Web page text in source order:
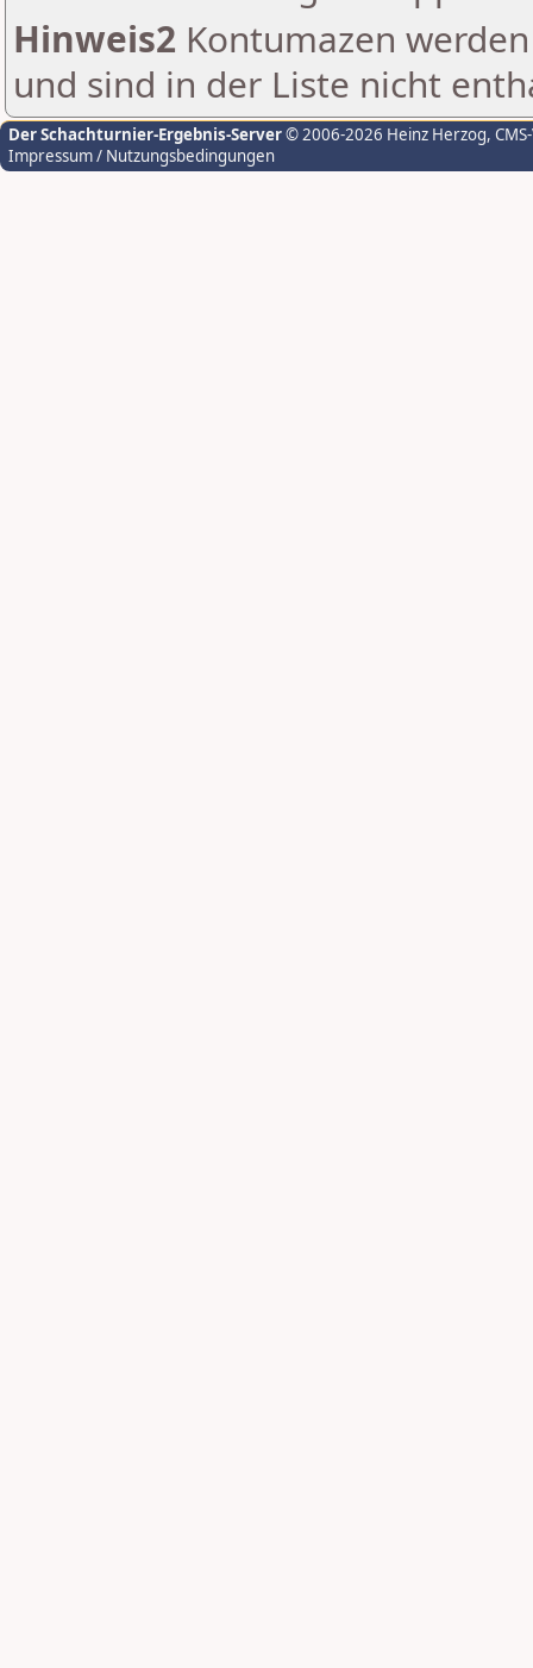
Hinweis2 Kontumazen
und sind in der Liste nicht
Der Schachturnier-Ergebnis-Server© 2006-2026 Heinz Herzog,
Impressum / Nutzungsbedingungen